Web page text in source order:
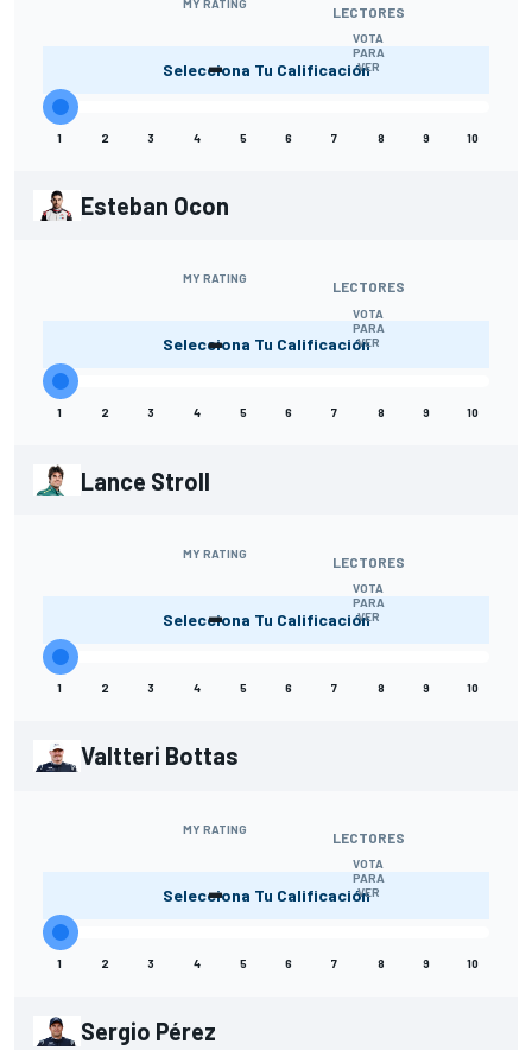
MY RATING
-
LECTORES
VOTA
PARA
VER
Selecciona Tu Calificación
1 2 3 4 5 6 7 8 9 10
Esteban Ocon
MY RATING
-
LECTORES
VOTA
PARA
VER
Selecciona Tu Calificación
1 2 3 4 5 6 7 8 9 10
Lance Stroll
MY RATING
-
LECTORES
VOTA
PARA
VER
Selecciona Tu Calificación
1 2 3 4 5 6 7 8 9 10
Valtteri Bottas
MY RATING
-
LECTORES
VOTA
PARA
VER
Selecciona Tu Calificación
1 2 3 4 5 6 7 8 9 10
Sergio Pérez